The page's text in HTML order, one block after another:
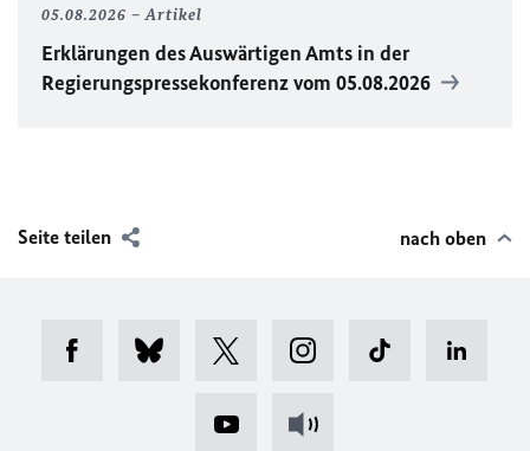
05.08.2026 Artikel
Erklärungen des Auswärtigen Amts in der
Regierungspressekonferenz vom 05.08.2026
Seite teilen nach oben